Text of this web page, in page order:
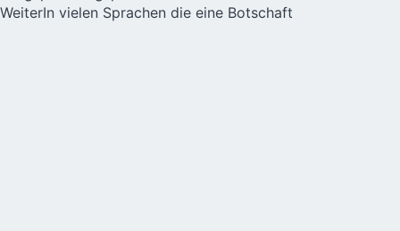
WeiterIn vielen Sprachen die eine Botschaft